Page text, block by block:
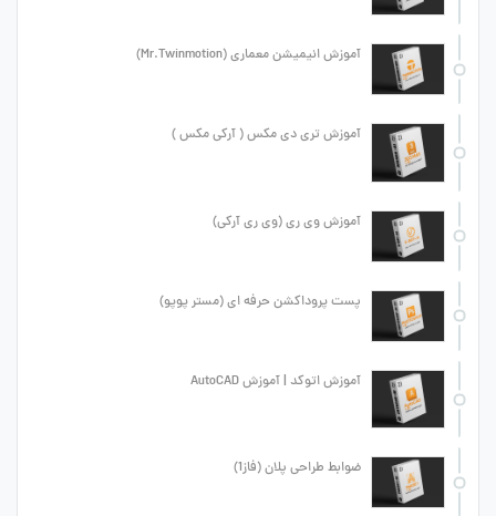
آموزش انیمیشن معماری (Mr.Twinmotion)
آموزش تری دی مکس ( آرکی مکس )
آموزش وی ری (وی ری آرکی)
پست پروداکشن حرفه ای (مستر پوپو)
آموزش اتوکد | آموزش AutoCAD
ضوابط طراحی پلان (فاز1)